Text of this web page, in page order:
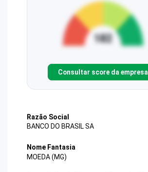
Consultar score da empresa
Razão Social
BANCO DO BRASIL SA
Nome Fantasia
MOEDA (MG)